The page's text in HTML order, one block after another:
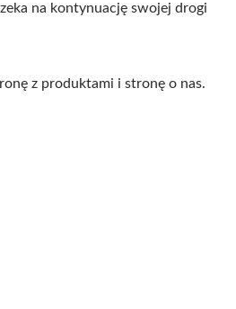
na kontynuację swojej drogi
z produktami i stronę o nas.